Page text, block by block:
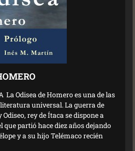
La Odisea de Homero es una de las
universal. La guerra de
rey de Ítaca se dispone a
que partió hace diez años dejando
y a su hijo Telémaco recién